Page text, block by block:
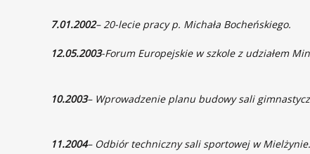
7.01.2002– 20-lecie pracy p. Michała Bocheńskiego.
12.05.2003-Forum Europejskie w szkole z udziałem
10.2003– Wprowadzenie planu budowy sali
11.2004– Odbiór techniczny sali sportowej w Mielżynie.